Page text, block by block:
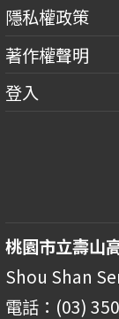
隱私權政策
著作權聲明
登入
桃園市立壽山
Shou Shan
電話：(03)